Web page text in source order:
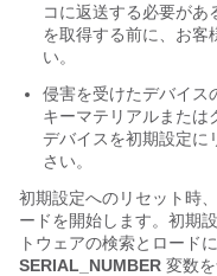
コに返送する必要があ
を取得する前に、お客
い。
侵害を受けたデバイス
キーマテリアルまたは
デバイスを初期設定に
さい。
初期設定へのリセット時
ードを開始します。初期
トウェアの検索とロード
SERIAL_NUMBER 変数